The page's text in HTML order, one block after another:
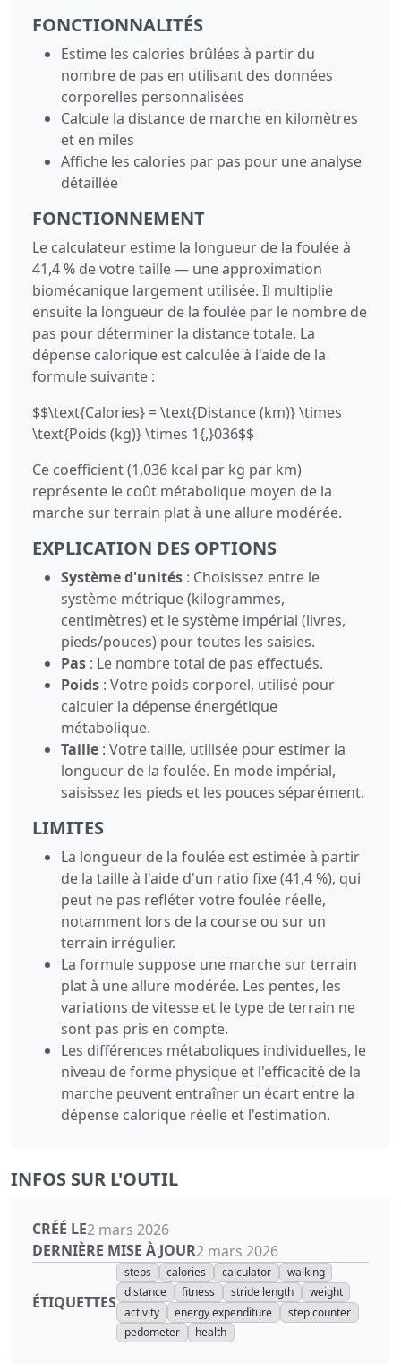
FONCTIONNALITÉS
Estime les calories brûlées à partir du
nombre de pas en utilisant des données
corporelles personnalisées
Calcule la distance de marche en kilomètres
et en miles
Affiche les calories par pas pour une analyse
détaillée
FONCTIONNEMENT
Le calculateur estime la longueur de la foulée à
41,4 % de votre taille — une approximation
biomécanique largement utilisée. Il multiplie
ensuite la longueur de la foulée par le nombre de
pas pour déterminer la distance totale. La
dépense calorique est calculée à l'aide de la
formule suivante :
$$\text{Calories} = \text{Distance (km)} \times
\text{Poids (kg)} \times 1{,}036$$
Ce coefficient (1,036 kcal par kg par km)
représente le coût métabolique moyen de la
marche sur terrain plat à une allure modérée.
EXPLICATION DES OPTIONS
Système d'unités : Choisissez entre le
système métrique (kilogrammes,
centimètres) et le système impérial (livres,
pieds/pouces) pour toutes les saisies.
Pas : Le nombre total de pas effectués.
Poids : Votre poids corporel, utilisé pour
calculer la dépense énergétique
métabolique.
Taille : Votre taille, utilisée pour estimer la
longueur de la foulée. En mode impérial,
saisissez les pieds et les pouces séparément.
LIMITES
La longueur de la foulée est estimée à partir
de la taille à l'aide d'un ratio fixe (41,4 %), qui
peut ne pas refléter votre foulée réelle,
notamment lors de la course ou sur un
terrain irrégulier.
La formule suppose une marche sur terrain
plat à une allure modérée. Les pentes, les
variations de vitesse et le type de terrain ne
sont pas pris en compte.
Les différences métaboliques individuelles, le
niveau de forme physique et l'efficacité de la
marche peuvent entraîner un écart entre la
dépense calorique réelle et l'estimation.
INFOS SUR L'OUTIL
CRÉÉ LE2 mars 2026
DERNIÈRE MISE À JOUR2 mars 2026
ÉTIQUETTES
steps calories calculator
walking
distance
fitness stride length
weight
activity
energy expenditure
step counter
pedometer
health